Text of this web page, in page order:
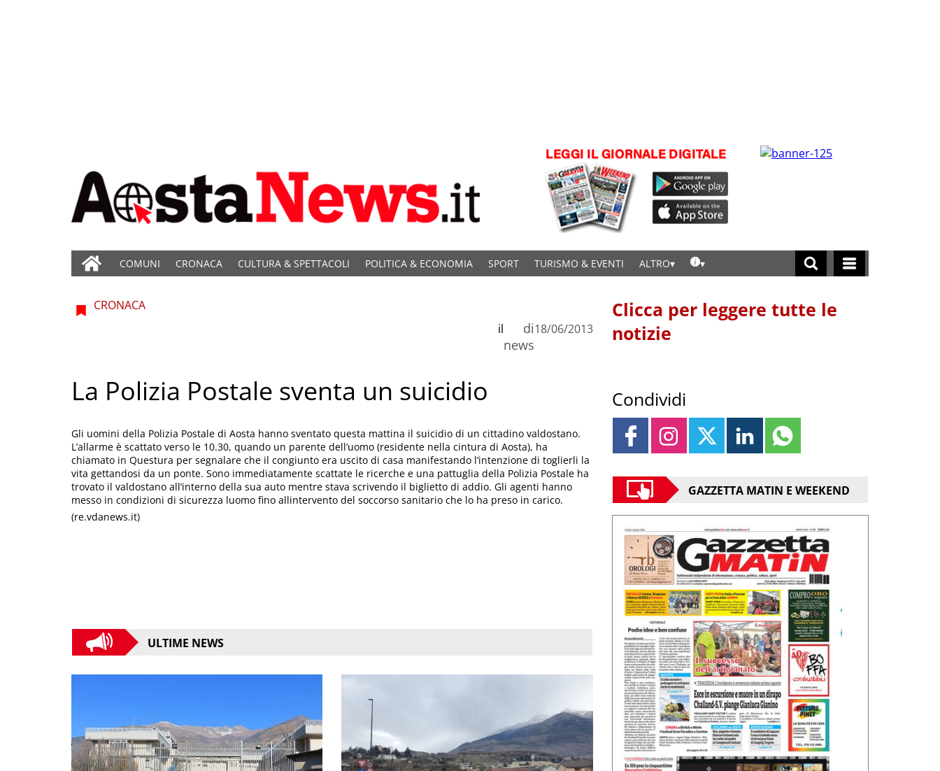
COMUNI CRONACA CULTURA & SPETTACOLI POLITICA & ECONOMIA SPORT TURISMO & EVENTI ALTRO
CRONACA
di
news
il 18/06/2013
La Polizia Postale sventa un suicidio
Gli uomini della Polizia Postale di Aosta hanno sventato questa mattina il suicidio di un cittadino valdostano.
L’allarme è scattato verso le 10.30, quando un parente dell’uomo (residente nella cintura di Aosta), ha
chiamato in Questura per segnalare che il congiunto era uscito di casa manifestando l’intenzione di toglierli la
vita gettandosi da un ponte. Sono immediatamente scattate le ricerche e una pattuglia della Polizia Postale ha
trovato il valdostano all’interno della sua auto mentre stava scrivendo il biglietto di addio. Gli agenti hanno
messo in condizioni di sicurezza luomo fino allintervento del soccorso sanitario che lo ha preso in carico.
(re.vdanews.it)
ULTIME NEWS
Clicca per leggere tutte le
notizie
Condividi
GAZZETTA MATIN E WEEKEND